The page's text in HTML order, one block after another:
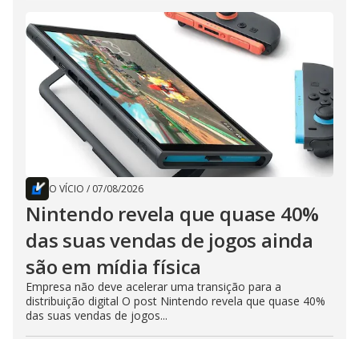
O VÍCIO / 07/08/2026
Nintendo revela que quase 40%
das suas vendas de jogos ainda
são em mídia física
Empresa não deve acelerar uma transição para a
distribuição digital O post Nintendo revela que quase 40%
das suas vendas de jogos...